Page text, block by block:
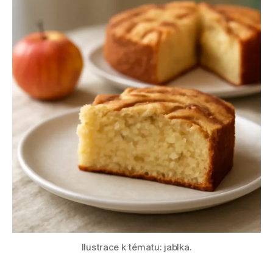
Ilustrace k tématu: jablka.